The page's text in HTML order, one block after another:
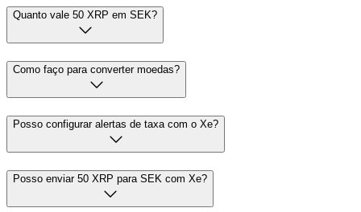
Quanto vale 50 XRP em SEK?
Como faço para converter moedas?
Posso configurar alertas de taxa com o Xe?
Posso enviar 50 XRP para SEK com Xe?